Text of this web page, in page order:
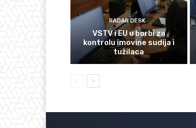
RADAR DESK
VSTV i EU u borbi za
kontrolu imovine sudija i
tužilaca